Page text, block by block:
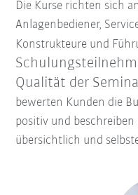
Die Kurse richten sich
Anlagenbediener,
Konstrukteure und
Qualität der
bewerten Kunden die
positiv und
übersichtlich und